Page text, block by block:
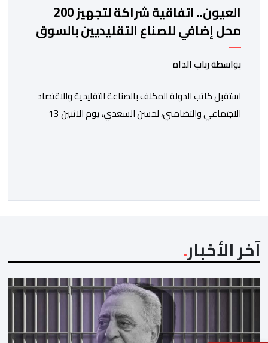
العيون.. اتفاقية شراكة لتجهيز 200
محل إضافي للصناع التقليديين بالسوق
النموذجي الكبير
بواسطة رباب الداه
استقبل كاتب الدولة المكلف بالصناعة التقليدية والاقتصاد
الاجتماعي والتضامني، لحسن السعدي، يوم الاثنين 13
كتابة الدولة، وولاية جهة العيون الساقية الحمراء، وجماعة
آخر الأخبار